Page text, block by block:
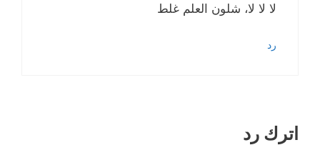
لا لا لا، شلون العلم غلط
رد
اترك رد